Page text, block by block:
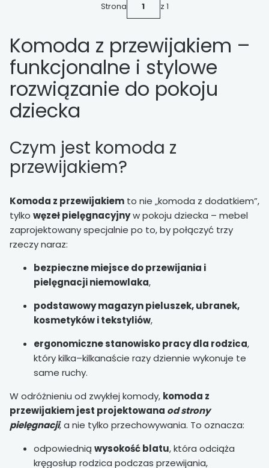
Strona z 1
Komoda z przewijakiem –
funkcjonalne i stylowe
rozwiązanie do pokoju
dziecka
Czym jest komoda z
przewijakiem?
Komoda z przewijakiem to nie „komoda z dodatkiem”,
tylko węzeł pielęgnacyjnyw pokoju dziecka – mebel
zaprojektowany specjalnie po to, by połączyć trzy
rzeczy naraz:
bezpieczne miejsce do przewijania i
pielęgnacji niemowlaka,
podstawowy magazyn pieluszek, ubranek,
kosmetyków i tekstyliów,
ergonomiczne stanowisko pracy dla rodzica,
który kilka–kilkanaście razy dziennie wykonuje te
same ruchy.
W odróżnieniu od zwykłej komody, komoda z
przewijakiem jest projektowana od strony
pielęgnacji, a nie tylko przechowywania. To oznacza:
odpowiednią wysokość blatu, która odciąża
kręgosłup rodzica podczas przewijania,